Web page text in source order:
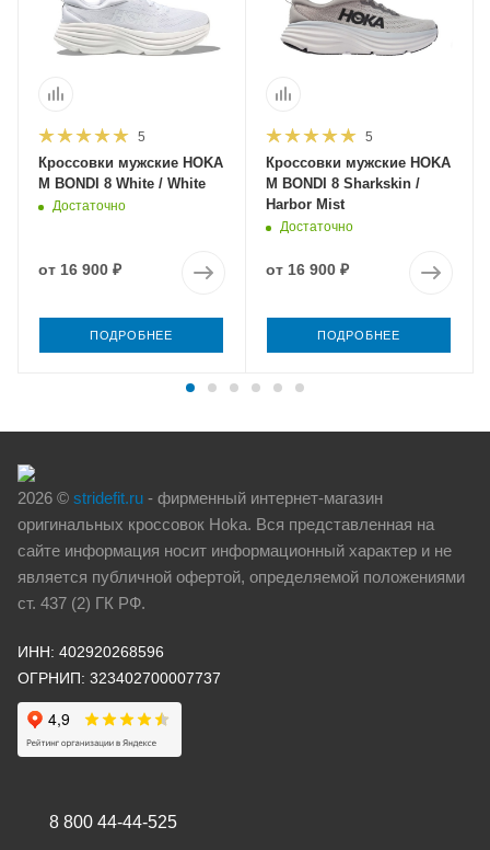
5
Кроссовки мужские HOKA
M BONDI 8 White / White
Достаточно
от 16 900 ₽
ПОДРОБНЕЕ
5
Кроссовки мужские HOKA
M BONDI 8 Sharkskin /
Harbor Mist
Достаточно
от 16 900 ₽
ПОДРОБНЕЕ
2026 © stridefit.ru - фирменный интернет-магазин
оригинальных кроссовок Hoka. Вся представленная на
сайте информация носит информационный характер и не
является публичной офертой, определяемой положениями
ст. 437 (2) ГК РФ.
ИНН: 402920268596
ОГРНИП: 323402700007737
8 800 44-44-525